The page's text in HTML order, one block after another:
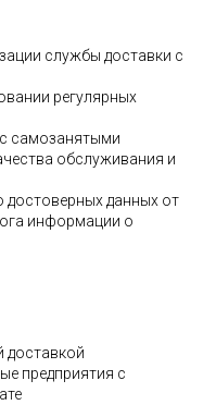
службы доставки с
регулярных
самозанятыми
обслуживания и
достоверных данных от
информации о
доставкой
предприятия с